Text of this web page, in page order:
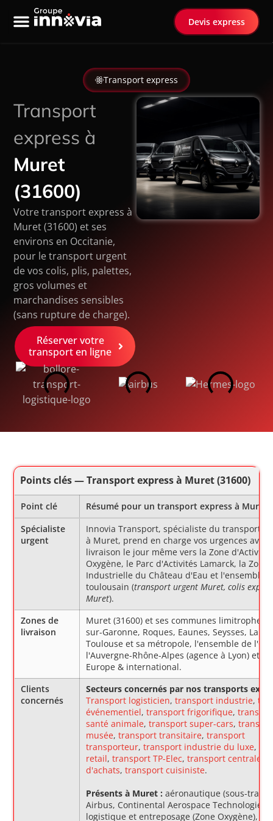
Devis express
Transport express
Transport
express à
Muret
(31600)
Votre transport express à
Muret (31600) et ses
environs en Occitanie,
pour le transport urgent
de vos colis, plis, palettes,
gros volumes et
marchandises sensibles
(sans rupture de charge).
Réserver votre
transport en ligne
Points clés — Transport express à Muret (31600)
Point clé Résumé pour un transport express à Muret
Spécialiste
urgent
Innovia Transport, spécialiste du transport
à Muret, prend en charge vos urgences avec
livraison le jour même vers la Zone d'Activités
Oxygène, le Parc d'Activités Lamarck, la Zone
Industrielle du Château d'Eau et l'ensemble
toulousain (transport urgent Muret, colis
Muret).
Zones de
livraison
Muret (31600) et ses communes limitrophes
sur-Garonne, Roques, Eaunes, Seysses,
Toulouse et sa métropole, l'ensemble de
l'Auvergne-Rhône-Alpes (agence à Lyon) et,
Europe & international.
Clients
concernés
Secteurs concernés par nos transports
Transport logisticien,transport industrie,
événementiel ,transport frigorifique,
santé animale,transport super-cars,
musée,transport transitaire,transport
transporteur,transport industrie du luxe,
retail ,transport TP-Elec,transport centrales
d'achats,transport cuisiniste.
Présents à Muret : aéronautique (sous-
Airbus, Continental Aerospace Technologies),
logistique et entreposage (Zone Oxygène),